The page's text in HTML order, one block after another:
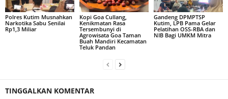
Polres Kutim Musnahkan
Narkotika Sabu Senilai
Rp1,3 Miliar
Kopi Goa Cullang,
Kenikmatan Rasa
Tersembunyi di
Agrowisata Goa Taman
Buah Mandiri Kecamatan
Teluk Pandan
Gandeng DPMPTSP
Kutim, LPB Pama Gelar
Pelatihan OSS-RBA dan
NIB Bagi UMKM Mitra
TINGGALKAN KOMENTAR